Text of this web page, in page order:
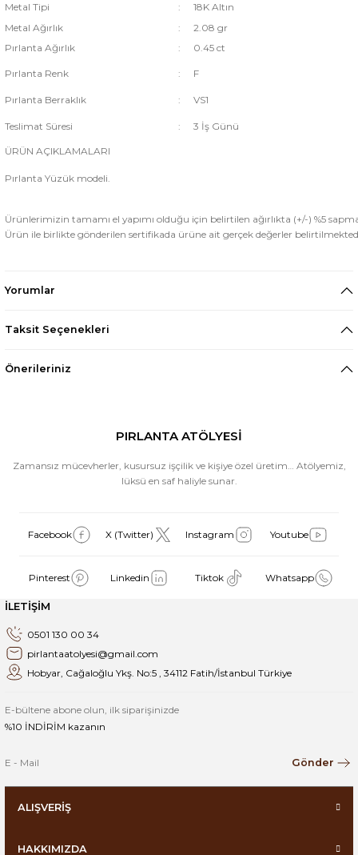
Metal Tipi :
18K Altın
Metal Ağırlık
:
2.08 gr
Pırlanta Ağırlık
: 0.45 ct
Pırlanta Renk : F
Pırlanta Berraklık : VS1
Teslimat Süresi : 3 İş Günü
ÜRÜN AÇIKLAMALARI
Pırlanta Yüzük modeli.
Ürünlerimizin tamamı el yapımı olduğu için belirtilen ağırlıkta (+/-) %5
Ürün ile birlikte gönderilen sertifikada ürüne ait gerçek değerler
Yorumlar
Taksit Seçenekleri
Önerileriniz
PIRLANTA ATÖLYESİ
Zamansız mücevherler, kusursuz işçilik ve kişiye özel üretim… Atölyemiz,
lüksü en saf haliyle sunar.
Facebook X (Twitter) Instagram Youtube
Pinterest Linkedin Tiktok Whatsapp
İLETİŞİM
0501 130 00 34
pirlantaatolyesi@gmail.com
Hobyar, Cağaloğlu Ykş. No:5 , 34112 Fatih/İstanbul Türkiye
E-bültene abone olun, ilk siparişinizde
%10 İNDİRİM kazanın
Gönder
ALIŞVERİŞ
HAKKIMIZDA